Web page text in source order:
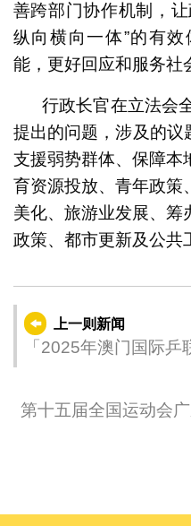
善跨部门协作机制，让
纵向横向一体”的有
能，更好回应和服务社
行政长官在立法会
提出的问题，涉及的议
支援弱势群体、保障本
育资源投放、青年政策
美化、旅游业发展、筹
政策、都市更新及公共
上一则新闻
「2025年澳门国际
第十五届全国运动会